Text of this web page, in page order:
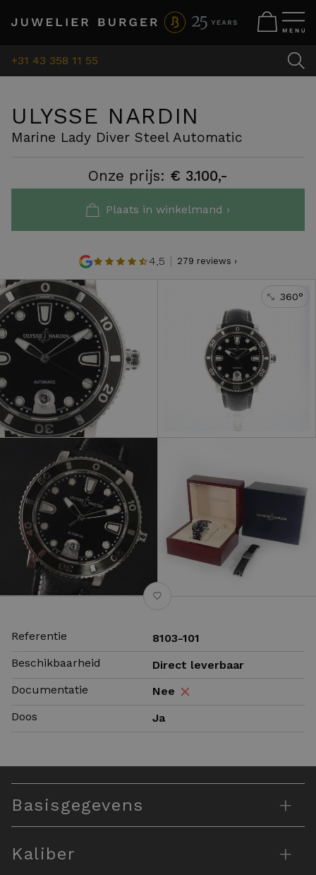
+31 43 358 11 55
ULYSSE NARDIN
Marine Lady Diver Steel Automatic
Onze prijs: € 3.100,-
Plaats in winkelmand ›
4,5 279 reviews ›
360°
Referentie
8103-101
Beschikbaarheid
Direct leverbaar
Documentatie
Nee
Doos
Ja
Basisgegevens +
Kaliber +